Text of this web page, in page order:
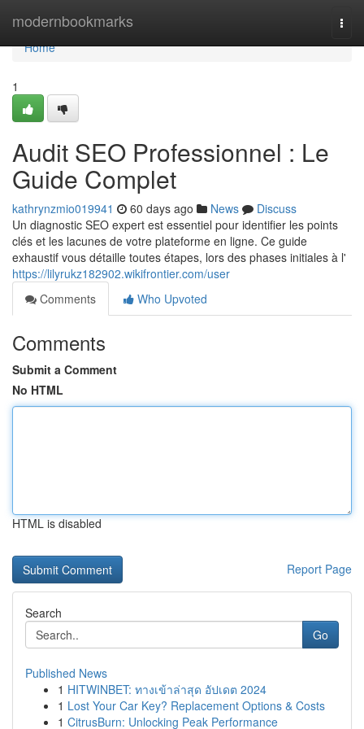
modernbookmarks
Home
Home
1
Audit SEO Professionnel : Le
Guide Complet
kathrynzmio019941 60 days ago News
Discuss
Un diagnostic SEO expert est essentiel pour identifier les points
clés et les lacunes de votre plateforme en ligne. Ce guide
exhaustif vous détaille toutes étapes, lors des phases initiales à l'
https://lilyrukz182902.wikifrontier.com/user
Comments
Who Upvoted
Comments
Submit a Comment
No HTML
HTML is disabled
Report Page
Search
Go
Published News
1 HITWINBET: ทางเข้าล่าสุด อัปเดต 2024
1 Lost Your Car Key? Replacement Options & Costs
1 CitrusBurn: Unlocking Peak Performance